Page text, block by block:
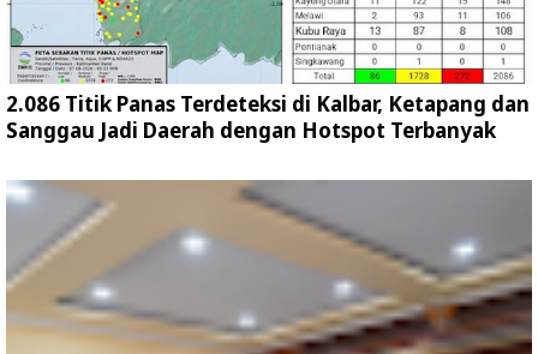
2.086 Titik Panas Terdeteksi di Kalbar, Ketapang dan
Sanggau Jadi Daerah dengan Hotspot Terbanyak